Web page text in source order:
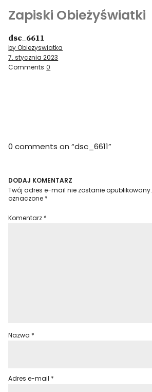
Zapiski Obieżyświatki
Podróże
Kultura i sztuka
Niezwyczajne ściany
Dom na kółkach
dsc_6611
by Obiezyswiatka
7. stycznia 2023
Comments 0
0 comments on “dsc_6611”
DODAJ KOMENTARZ
Twój adres e-mail nie zostanie opublikowany.
oznaczone *
Komentarz *
Nazwa *
Adres e-mail *